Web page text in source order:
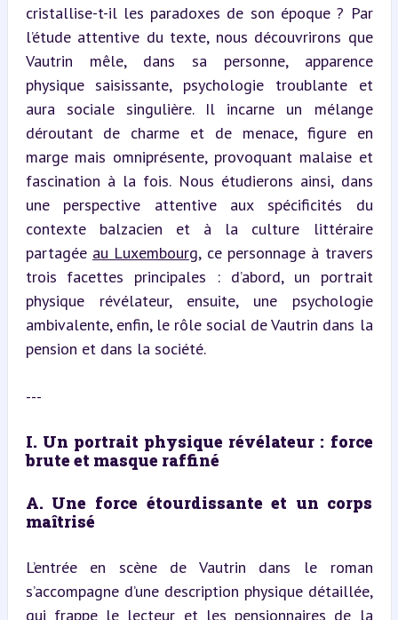
cristallise-t-il les paradoxes de son époque ? Par
l’étude attentive du texte, nous découvrirons que
Vautrin mêle, dans sa personne, apparence
physique saisissante, psychologie troublante et
aura sociale singulière. Il incarne un mélange
déroutant de charme et de menace, figure en
marge mais omniprésente, provoquant malaise et
fascination à la fois. Nous étudierons ainsi, dans
une perspective attentive aux spécificités du
contexte balzacien et à la culture littéraire
partagée au Luxembourg, ce personnage à travers
trois facettes principales : d’abord, un portrait
physique révélateur, ensuite, une psychologie
ambivalente, enfin, le rôle social de Vautrin dans la
pension et dans la société.
---
I. Un portrait physique révélateur : force
brute et masque raffiné
A. Une force étourdissante et un corps
maîtrisé
L’entrée en scène de Vautrin dans le roman
s’accompagne d’une description physique détaillée,
qui frappe le lecteur et les pensionnaires de la